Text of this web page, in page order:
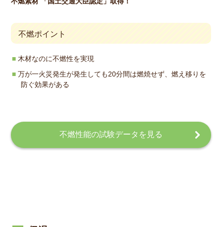
不燃ポイント
木材なのに不燃性を実現
万が一火災発生が発生しても20分間は燃焼せず、燃え移りを
防ぐ効果がある
不燃性能の試験データを見る